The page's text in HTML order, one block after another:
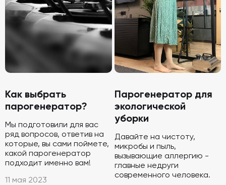
Как выбрать
парогенератор?
Мы подготовили для вас
ряд вопросов, ответив на
которые, вы сами поймете,
какой парогенератор
подходит именно вам!
11 мая 2023
Парогенератор для
экологической
уборки
Давайте на чистоту,
микробы и пыль,
вызывающие аллергию -
главные недруги
современного человека.